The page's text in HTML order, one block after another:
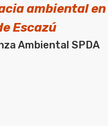
ambiental en
Escazú
Ambiental SPDA